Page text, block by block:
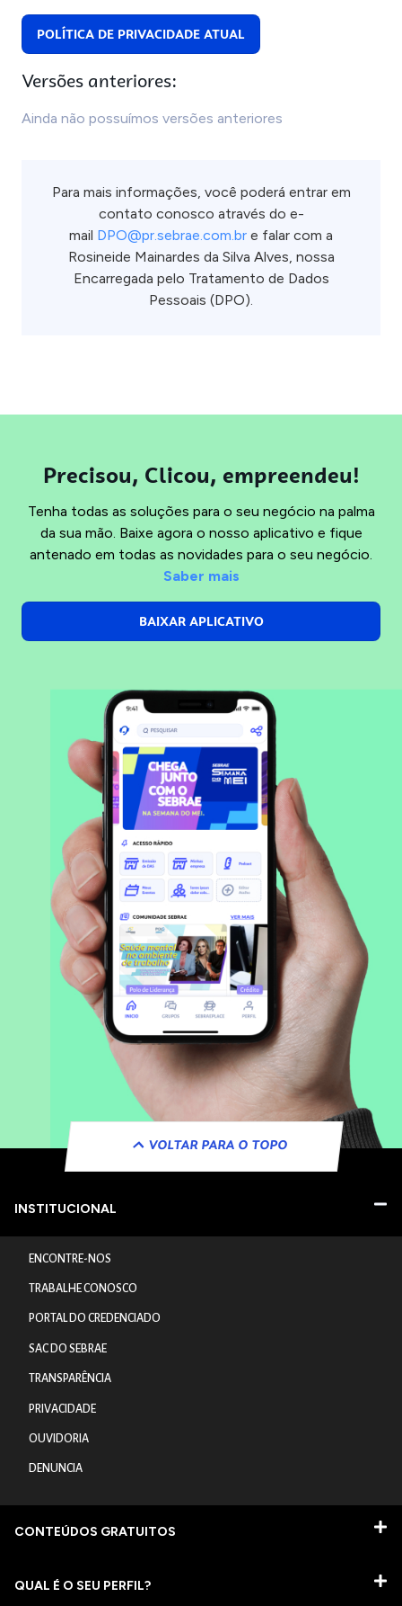
POLÍTICA DE PRIVACIDADE ATUAL
Versões anteriores:
Ainda não possuímos versões anteriores
Para mais informações, você poderá entrar em
contato conosco através do e-
mail DPO@pr.sebrae.com.br e falar com a
Rosineide Mainardes da Silva Alves, nossa
Encarregada pelo Tratamento de Dados
Pessoais (DPO).
Precisou, Clicou, empreendeu!
Tenha todas as soluções para o seu negócio na palma
da sua mão. Baixe agora o nosso aplicativo e fique
antenado em todas as novidades para o seu negócio.
Saber mais
BAIXAR APLICATIVO
VOLTAR PARA O TOPO
INSTITUCIONAL
ENCONTRE-NOS
TRABALHE CONOSCO
PORTAL DO CREDENCIADO
SAC DO SEBRAE
TRANSPARÊNCIA
PRIVACIDADE
OUVIDORIA
DENUNCIA
CONTEÚDOS GRATUITOS
QUAL É O SEU PERFIL?